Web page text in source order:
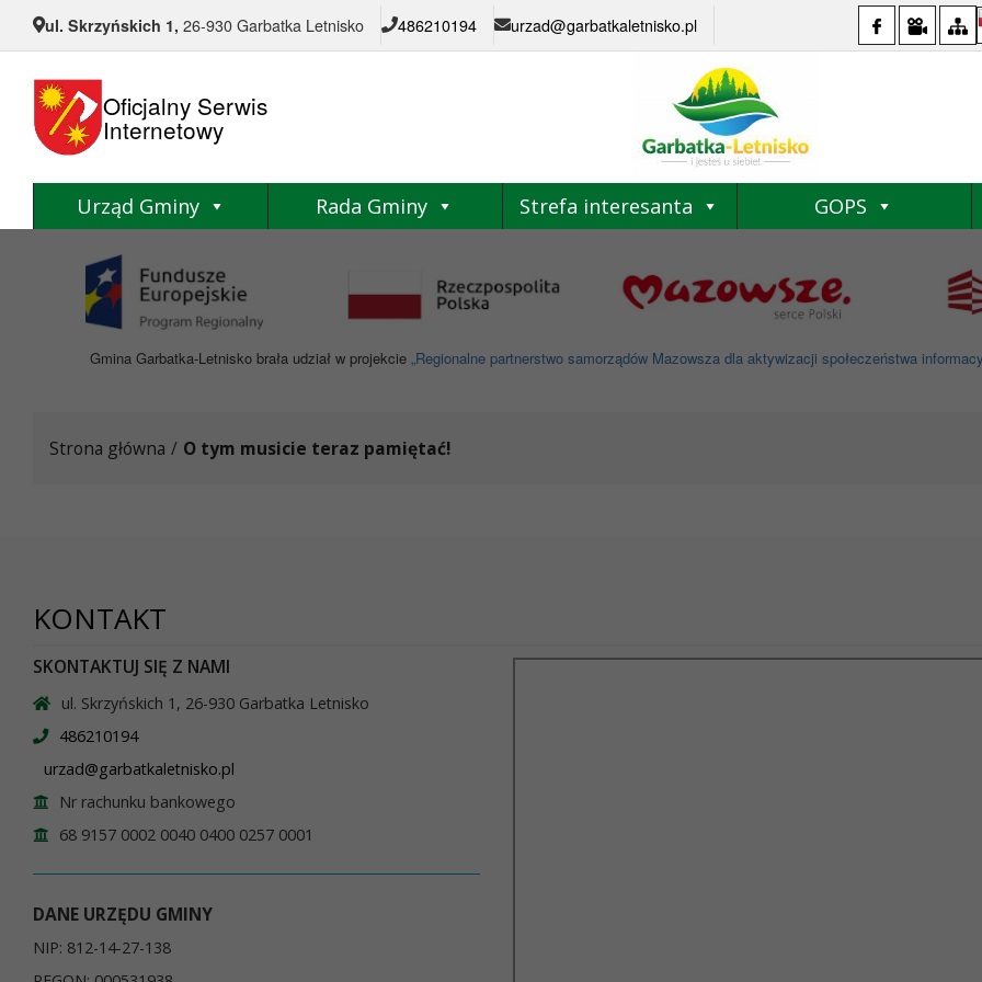
ul. Skrzyńskich 1, 26-930 Garbatka Letnisko 486210194 urzad@garbatkaletnisko.pl
Oficjalny Serwis
Internetowy
Urząd Gminy Rada Gminy Strefa interesanta GOPS
Gmina Garbatka-Letnisko brała udział w projekcie „Regionalne partnerstwo samorządów Mazowsza dla aktywizacji społeczeństwa
Strona główna / O tym musicie teraz pamiętać!
KONTAKT
SKONTAKTUJ SIĘ Z NAMI
ul. Skrzyńskich 1, 26-930 Garbatka Letnisko
486210194
urzad@garbatkaletnisko.pl
Nr rachunku bankowego
68 9157 0002 0040 0400 0257 0001
DANE URZĘDU GMINY
NIP: 812-14-27-138